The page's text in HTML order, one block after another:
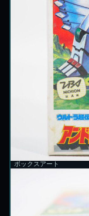
ボックスアート